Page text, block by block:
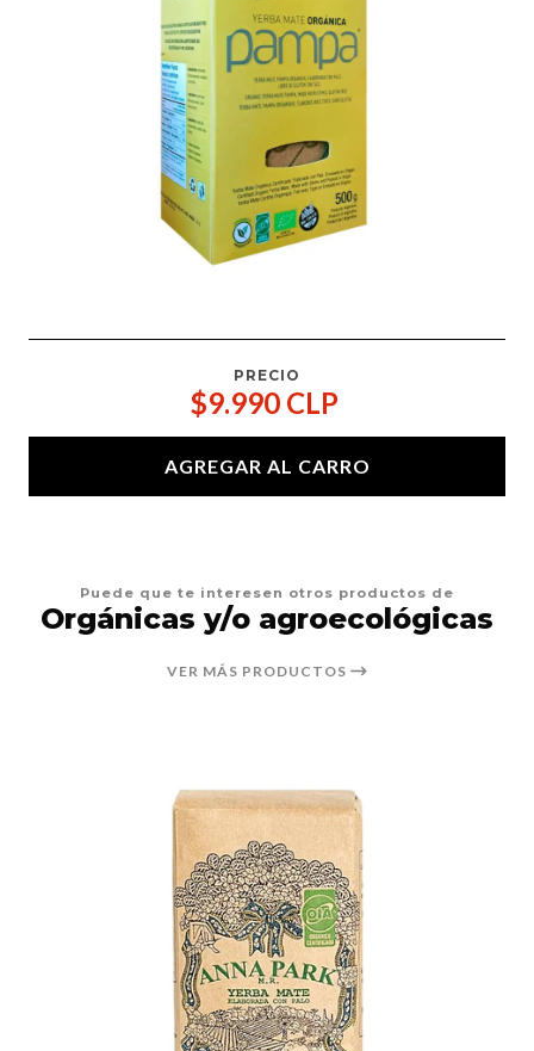
PRECIO
$9.990 CLP
AGREGAR AL CARRO
Puede que te interesen otros productos de
Orgánicas y/o agroecológicas
VER MÁS PRODUCTOS